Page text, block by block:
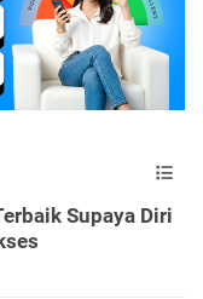
Supaya Diri